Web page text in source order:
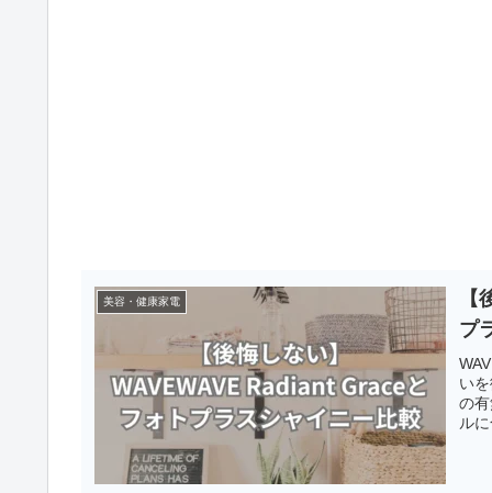
美容・健康家電
プ
い
の
ル